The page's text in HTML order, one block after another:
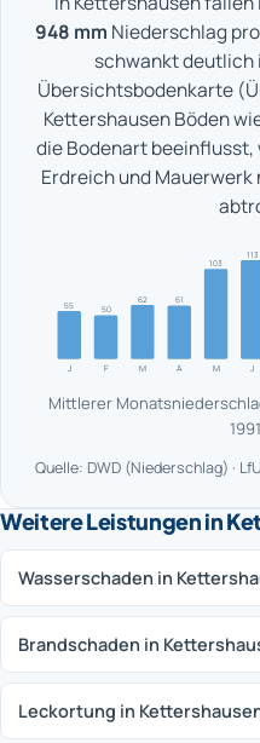
948 mm Niederschlag
schwankt deutlich
Übersichtsbodenkarte
Kettershausen Böden
die Bodenart
Erdreich und
J
55
F
50
M
62
A
61
M
103
J
113
Mittlerer
Quelle: DWD (Niederschlag) ·
Weitere Leistungen in
Wasserschaden in
Brandschaden in
Leckortung in